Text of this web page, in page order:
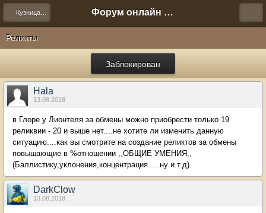
← Кузница предметов Форум онлайн игры "Новая Эра" (Нюра Биз)
Реликты
Заблокирован
Hala
13.08.2018
в Глоре у Лионтеля за обмены можно приобрести только 19
реликвии - 20 и выше нет....не хотите ли изменить данную
ситуацию....как вы смотрите на создание реликтов за обмены
повышающие в %отношении ,,ОБЩИЕ УМЕНИЯ,,
(Баллистику,уклонения,концентрация.....ну и.т.д)
DarkClow
13.08.2018